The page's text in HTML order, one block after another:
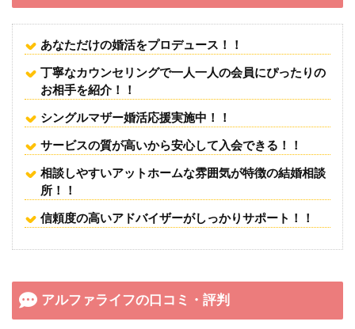
あなただけの婚活をプロデュース！！
丁寧なカウンセリングで一人一人の会員にぴったりの
お相手を紹介！！
シングルマザー婚活応援実施中！！
サービスの質が高いから安心して入会できる！！
相談しやすいアットホームな雰囲気が特徴の結婚相談
所！！
信頼度の高いアドバイザーがしっかりサポート！！
アルファライフの口コミ・評判